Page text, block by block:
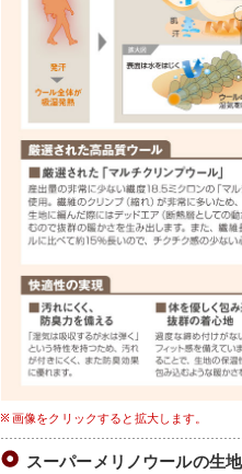
画像をクリックすると拡大します。
スーパーメリノウールの生